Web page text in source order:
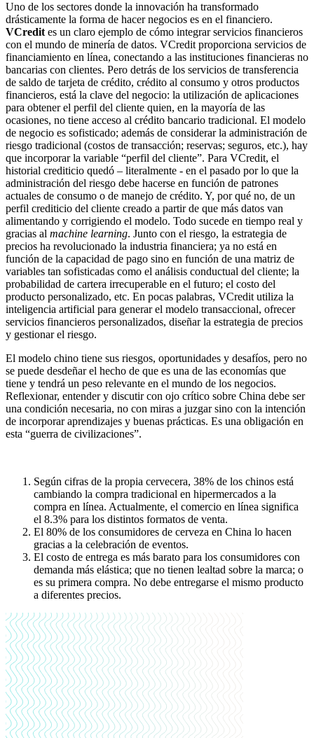
Uno de los sectores donde la innovación ha transformado
drásticamente la forma de hacer negocios es en el financiero.
VCredit es un claro ejemplo de cómo integrar servicios financieros
con el mundo de minería de datos. VCredit proporciona servicios de
financiamiento en línea, conectando a las instituciones financieras no
bancarias con clientes. Pero detrás de los servicios de transferencia
de saldo de tarjeta de crédito, crédito al consumo y otros productos
financieros, está la clave del negocio: la utilización de aplicaciones
para obtener el perfil del cliente quien, en la mayoría de las
ocasiones, no tiene acceso al crédito bancario tradicional. El modelo
de negocio es sofisticado; además de considerar la administración de
riesgo tradicional (costos de transacción; reservas; seguros, etc.), hay
que incorporar la variable “perfil del cliente”. Para VCredit, el
historial crediticio quedó – literalmente - en el pasado por lo que la
administración del riesgo debe hacerse en función de patrones
actuales de consumo o de manejo de crédito. Y, por qué no, de un
perfil crediticio del cliente creado a partir de que más datos van
alimentando y corrigiendo el modelo. Todo sucede en tiempo real y
gracias al machine learning. Junto con el riesgo, la estrategia de
precios ha revolucionado la industria financiera; ya no está en
función de la capacidad de pago sino en función de una matriz de
variables tan sofisticadas como el análisis conductual del cliente; la
probabilidad de cartera irrecuperable en el futuro; el costo del
producto personalizado, etc. En pocas palabras, VCredit utiliza la
inteligencia artificial para generar el modelo transaccional, ofrecer
servicios financieros personalizados, diseñar la estrategia de precios
y gestionar el riesgo.
El modelo chino tiene sus riesgos, oportunidades y desafíos, pero no
se puede desdeñar el hecho de que es una de las economías que
tiene y tendrá un peso relevante en el mundo de los negocios.
Reflexionar, entender y discutir con ojo crítico sobre China debe ser
una condición necesaria, no con miras a juzgar sino con la intención
de incorporar aprendizajes y buenas prácticas. Es una obligación en
esta “guerra de civilizaciones”.
Según cifras de la propia cervecera, 38% de los chinos está
cambiando la compra tradicional en hipermercados a la
compra en línea. Actualmente, el comercio en línea significa
el 8.3% para los distintos formatos de venta.
El 80% de los consumidores de cerveza en China lo hacen
gracias a la celebración de eventos.
El costo de entrega es más barato para los consumidores con
demanda más elástica; que no tienen lealtad sobre la marca; o
es su primera compra. No debe entregarse el mismo producto
a diferentes precios.